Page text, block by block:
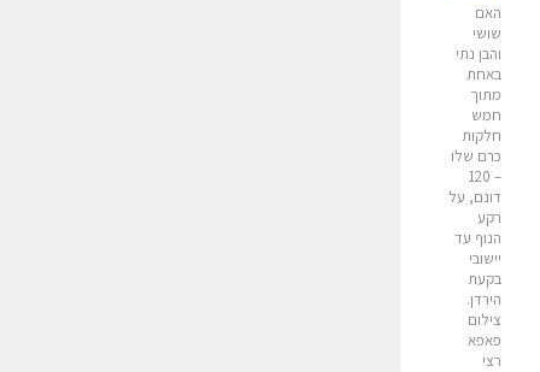
האם
שושי
והבן נתי
באחת
מתוך
חמש
חלקות
כרם שלו
– 120
דונם, על
רקע
הנוף עד
יישובי
בקעת
הירדן.
צילום
פאפא
רצי